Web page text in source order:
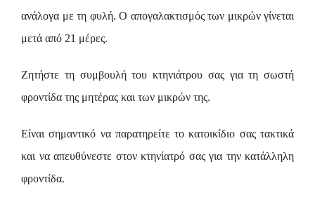
ανάλογα με τη φυλή. Ο απογαλακτισμός των μικρών γίνεται
μετά από 21 μέρες.
Ζητήστε τη συμβουλή του κτηνιάτρου σας για τη σωστή
φροντίδα της μητέρας και των μικρών της.
Είναι σημαντικό να παρατηρείτε το κατοικίδιο σας τακτικά
και να απευθύνεστε στον κτηνίατρό σας για την κατάλληλη
φροντίδα.